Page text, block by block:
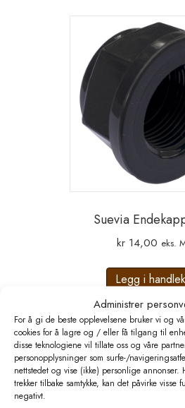
Administrer
For å gi de beste opplevelsene bruker vi og
cookies for å lagre og / eller få tilgang til
disse teknologiene vil tillate oss og våre
personopplysninger som surfe-/
nettstedet og vise (ikke) personlige annonser.
trekker tilbake samtykke, kan det påvirke visse
negativt.
Suevia
kr14,00 eks.
Legg i